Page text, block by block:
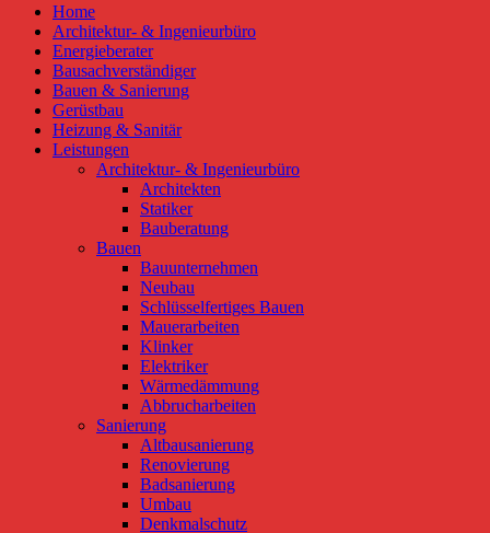
Home
Architektur- & Ingenieurbüro
Energieberater
Bausachverständiger
Bauen & Sanierung
Gerüstbau
Heizung & Sanitär
Leistungen
Architektur- & Ingenieurbüro
Architekten
Statiker
Bauberatung
Bauen
Bauunternehmen
Neubau
Schlüsselfertiges Bauen
Mauerarbeiten
Klinker
Elektriker
Wärmedämmung
Abbrucharbeiten
Sanierung
Altbausanierung
Renovierung
Badsanierung
Umbau
Denkmalschutz